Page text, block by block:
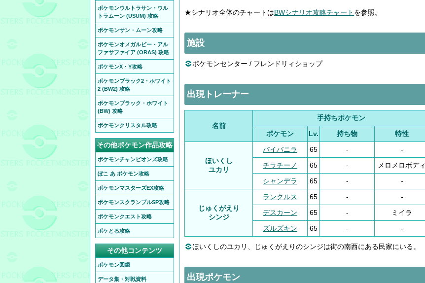
★シナリオ全体のチャートはBWシナリオ攻略チャート を参照。
施設
ポケモンセンター / フレンドリィショップ
出現トレーナー
名前
手持ちポケモン
ポケモン
Lv. 持ち物 特性
ほいくし
ユカリ
バイバニラ 65 -
-
チラチーノ 65 -
メロメロボディ
シャンデラ
65 - -
じゅくがえり
シンジ
ランクルス 65 -
-
デスカーン 65 -
ミイラ
ズルズキン
65 - -
ほいくしのユカリ、じゅくがえりのシンジは街の南西にある民家にいる。
出現ポケモン
ポケモンウルトラサン・ウル
トラムーン (USUM) 攻略
ポケモンサン・ムーン攻略
ポケモンオメガルビー・アル
ファサファイア (ORAS) 攻略
ポケモンX・Y攻略
ポケモンブラック2・ホワイト
2 (BW2) 攻略
ポケモンブラック・ホワイト
(BW) 攻略
ポケモンクリスタル攻略
その他ポケモン作品攻略
ポケモンチャンピオンズ攻略
ぽこ あ ポケモン攻略
ポケモンマスターズEX攻略
ポケモンスクランブルSP攻略
ポケモンクエスト攻略
ポケとる攻略
その他コンテンツ
ポケモン図鑑
データ集・対戦資料